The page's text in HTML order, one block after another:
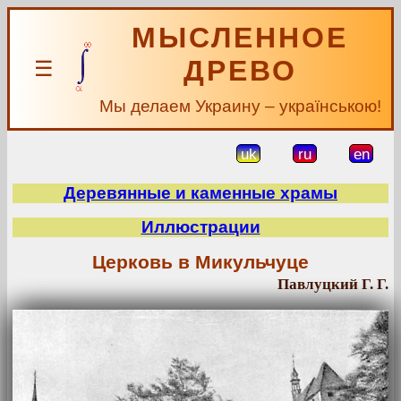
☰
МЫСЛЕННОЕ
ДРЕВО
Мы делаем Украину – українською!
uk ru en
Деревянные и каменные храмы
Иллюстрации
Церковь в Микульчуце
Павлуцкий Г. Г.